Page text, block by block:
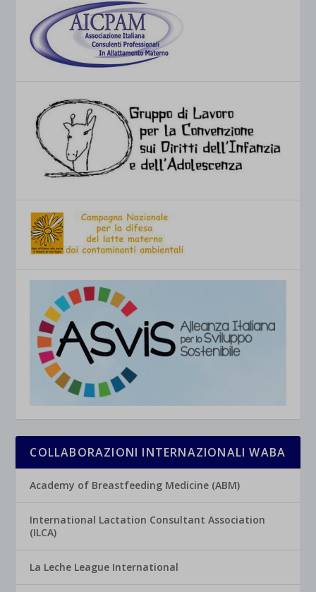
COLLABORAZIONI INTERNAZIONALI WABA
Academy of Breastfeeding Medicine (ABM)
International Lactation Consultant Association
(ILCA)
La Leche League International